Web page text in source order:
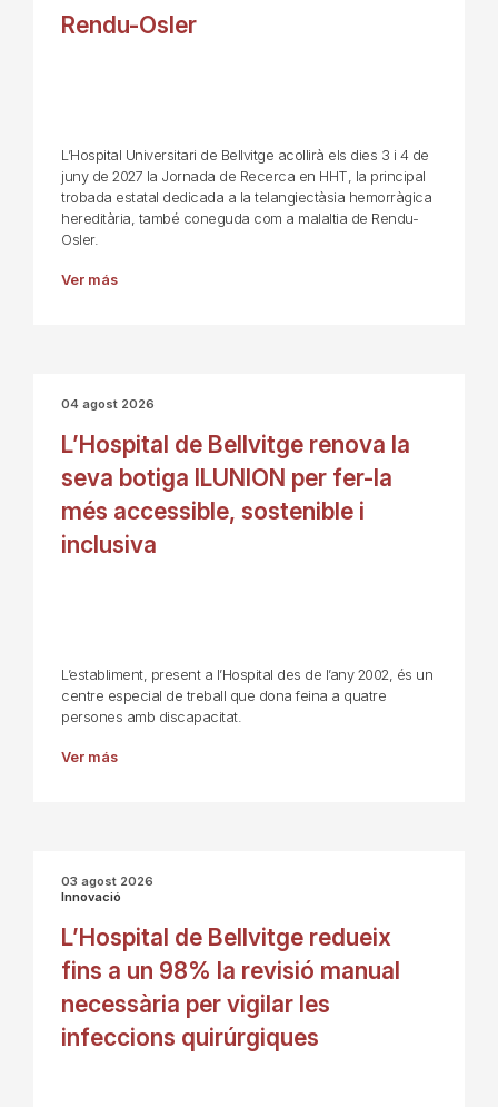
Rendu-Osler
L’Hospital Universitari de Bellvitge acollirà els dies 3 i 4 de
juny de 2027 la Jornada de Recerca en HHT, la principal
trobada estatal dedicada a la telangiectàsia hemorràgica
hereditària, també coneguda com a malaltia de Rendu-
Osler.
Ver más
04 agost 2026
L’Hospital de Bellvitge renova la
seva botiga ILUNION per fer-la
més accessible, sostenible i
inclusiva
L’establiment, present a l’Hospital des de l’any 2002, és un
centre especial de treball que dona feina a quatre
persones amb discapacitat.
Ver más
03 agost 2026
Innovació
L’Hospital de Bellvitge redueix
fins a un 98% la revisió manual
necessària per vigilar les
infeccions quirúrgiques